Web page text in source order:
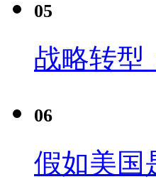
05
战略转型
06
假如美国